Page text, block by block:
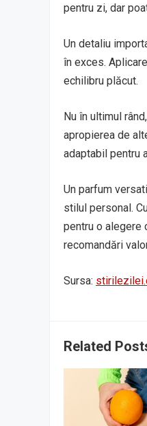
pentru zi, dar
Un detaliu
în exces.
echilibru plăcut.
Nu în ultimul
apropierea de
adaptabil pentru
Un parfum
stilul personal.
pentru o alegere
recomandări
Sursa:
Related